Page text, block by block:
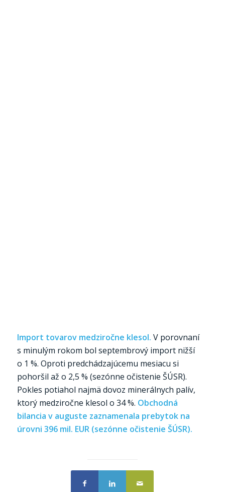
Import tovarov medziročne klesol. V porovnaní
s minulým rokom bol septembrový import nižší
o 1 %. Oproti predchádzajúcemu mesiacu si
pohoršil až o 2,5 % (sezónne očistenie ŠÚSR).
Pokles potiahol najmä dovoz minerálnych palív,
ktorý medziročne klesol o 34 %. Obchodná
bilancia v auguste zaznamenala prebytok na
úrovni 396 mil. EUR (sezónne očistenie ŠÚSR).